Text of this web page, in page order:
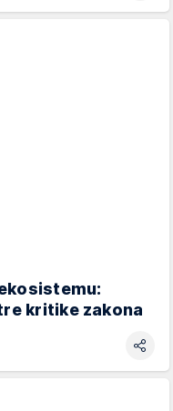
kritike zakona